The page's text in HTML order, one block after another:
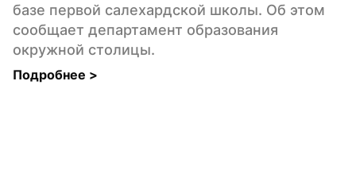
базе первой салехардской школы. Об этом
сообщает департамент образования
окружной столицы.
Подробнее >